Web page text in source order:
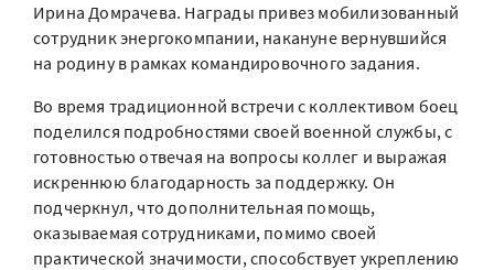
Ирина Домрачева. Награды привез мобилизованный
сотрудник энергокомпании, накануне вернувшийся
на родину в рамках командировочного задания.
Во время традиционной встречи с коллективом боец
поделился подробностями своей военной службы, с
готовностью отвечая на вопросы коллег и выражая
искреннюю благодарность за поддержку. Он
подчеркнул, что дополнительная помощь,
оказываемая сотрудниками, помимо своей
практической значимости, способствует укреплению